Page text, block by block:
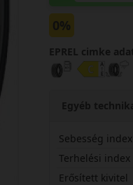
0%
EPREL cimke
Egyéb
Sebesség index
Terhelési index
Erősített kivitel